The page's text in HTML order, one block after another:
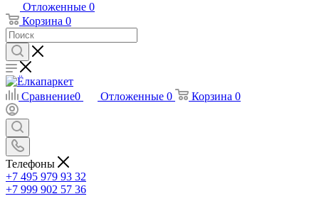
Отложенные 0
Корзина 0
Сравнение0 Отложенные 0 Корзина 0
Телефоны
+7 495 979 93 32
+7 999 902 57 36